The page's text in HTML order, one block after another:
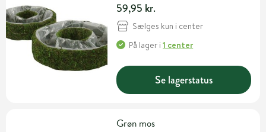
59,95 kr.
Sælges kun i center
På lager i1 center
Se lagerstatus
Grøn mos